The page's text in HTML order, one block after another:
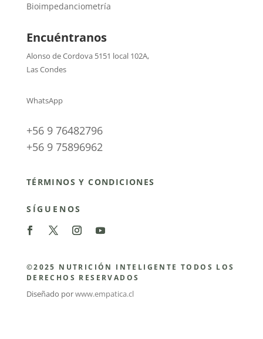
Bioimpedanciometría
Encuéntranos
Alonso de Cordova 5151 local 102A,
Las Condes
WhatsApp
+56 9 76482796
+56 9 75896962
TÉRMINOS Y CONDICIONES
SÍGUENOS
©2025 NUTRICIÓN INTELIGENTE TODOS LOS
DERECHOS RESERVADOS
Diseñado porwww.empatica.cl